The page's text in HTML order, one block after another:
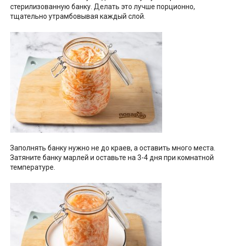
стерилизованную банку. Делать это лучше порционно,
тщательно утрамбовывая каждый слой.
Заполнять банку нужно не до краев, а оставить много места.
Затяните банку марлей и оставьте на 3-4 дня при комнатной
температуре.